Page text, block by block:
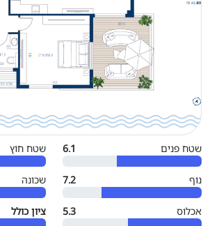
שטח פנים 6.1 שטח חוץ
נוף 7.2 שכונה
אכלוס 5.3 ציון כולל